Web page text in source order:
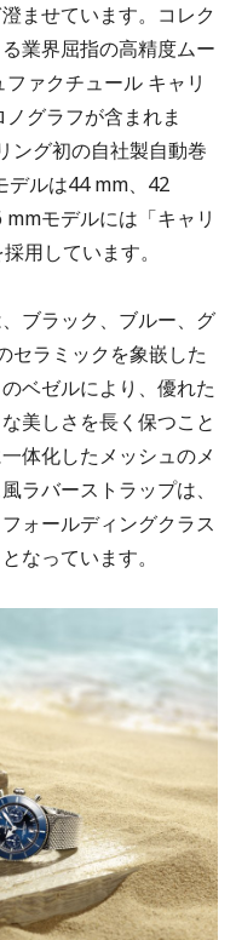
ませています。コレク
業界屈指の高精度ムー
ァクチュール キャリ
グラフが含まれま
ング初の自社製自動巻
デルは44 mm、42
モデルには「キャリ
用しています。
ブラック、ブルー、グ
セラミックを象嵌した
ベゼルにより、優れた
美しさを長く保つこと
体化したメッシュのメ
ラバーストラップは、
ォールディングクラス
なっています。